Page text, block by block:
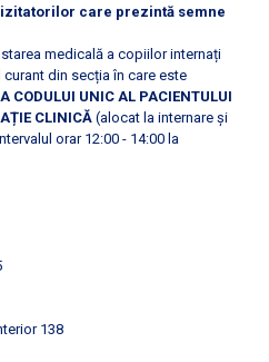
care prezintă semne
medicală a copiilor internați
din secția în care este
CODULUI UNIC AL PACIENTULUI
CLINICĂ(alocat la internare și
orar 12:00 - 14:00 la
138